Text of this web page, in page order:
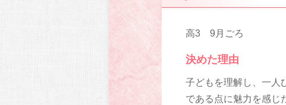
高3 9月ごろ
決めた理由
子どもを理解し、一人
である点に魅力を感じ